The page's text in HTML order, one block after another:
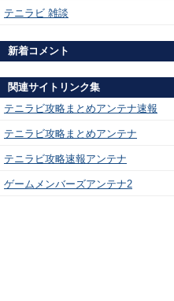
テニラビ 雑談
新着コメント
関連サイトリンク集
テニラビ攻略まとめアンテナ速報
テニラビ攻略まとめアンテナ
テニラビ攻略速報アンテナ
ゲームメンバーズアンテナ2